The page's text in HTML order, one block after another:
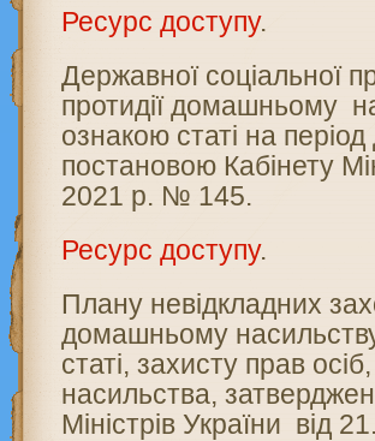
Ресурс доступу.
Державної соціальної
протидії домашньому
ознакою статі на
постановою Кабінету
2021 р. № 145.
Ресурс доступу.
Плану невідкладних
домашньому
статі, захисту прав
насильства,
Міністрів України від